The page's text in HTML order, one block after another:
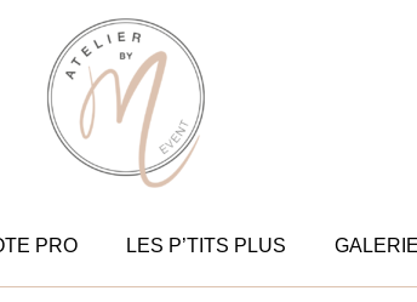
PRO LES P’TITS PLUS GALERIE